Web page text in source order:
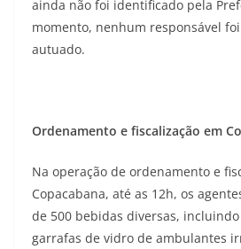
ainda não foi identificado pela
momento, nenhum responsável
autuado.
Ordenamento e fiscalização em
Na operação de ordenamento e
Copacabana, até as 12h, os
de 500 bebidas diversas,
garrafas de vidro de ambulantes